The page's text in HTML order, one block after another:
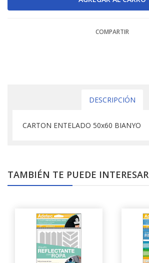
COMPARTIR
DESCRIPCIÓN
CARTON ENTELADO 50x60 BIANYO
TAMBIÉN TE PUEDE INTERESAR